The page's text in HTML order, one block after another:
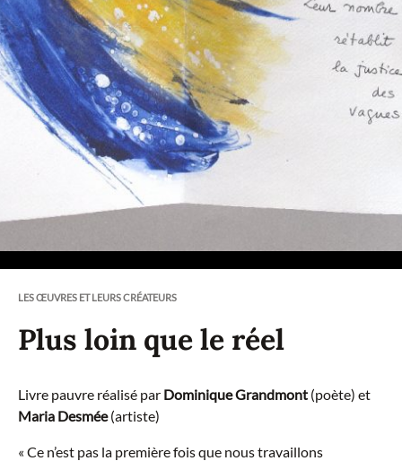
LES ŒUVRES ET LEURS CRÉATEURS
Plus loin que le réel
Livre pauvre réalisé par Dominique Grandmont (poète) et
Maria Desmée(artiste)
« Ce n’est pas la première fois que nous travaillons